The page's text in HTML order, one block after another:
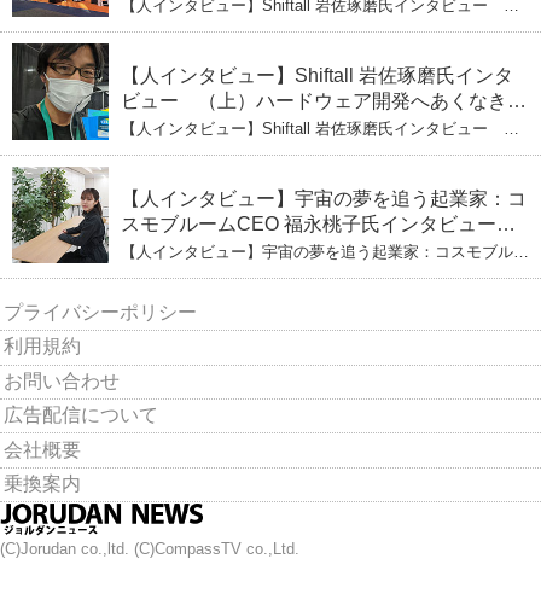
【人インタビュー】Shiftall 岩佐琢磨氏インタビュー
（下）CESへのこだわり VRにかける未来
【人インタビュー】Shiftall 岩佐琢磨氏インタ
ビュー （上）ハードウェア開発へあくなき挑
戦 その起業の経緯とは
【人インタビュー】Shiftall 岩佐琢磨氏インタビュー
（上）ハードウェア開発へあくなき挑戦 その起業の経緯
【人インタビュー】宇宙の夢を追う起業家：コ
スモブルームCEO 福永桃子氏インタビュー
（下）
【人インタビュー】宇宙の夢を追う起業家：コスモブルー
ムCEO 福永桃子氏インタビュー（下）
プライバシーポリシー
利用規約
お問い合わせ
広告配信について
会社概要
乗換案内
(C)Jorudan co.,ltd. (C)CompassTV co.,Ltd.